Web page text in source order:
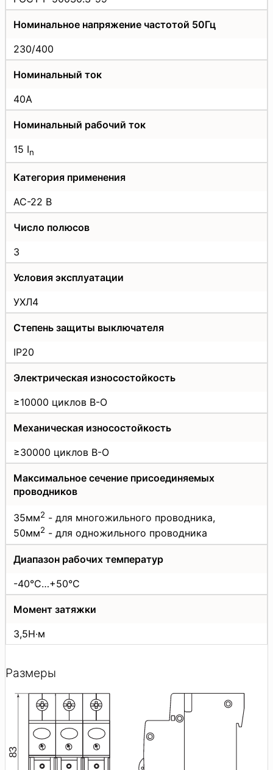
Номинальное напряжение частотой 50Гц
230/400
Номинальный ток
40A
Номинальный рабочий ток
15 In
Категория применения
AC-22 B
Число полюсов
3
Условия эксплуатации
УХЛ4
Степень защиты выключателя
IP20
Электрическая износостойкость
≥10000 циклов В-О
Механическая износостойкость
≥30000 циклов В-О
Максимальное сечение присоединяемых
проводников
35мм2 - для многожильного проводника,
50мм2 - для одножильного проводника
Диапазон рабочих температур
-40°C…+50°C
Момент затяжки
3,5Н·м
Размеры